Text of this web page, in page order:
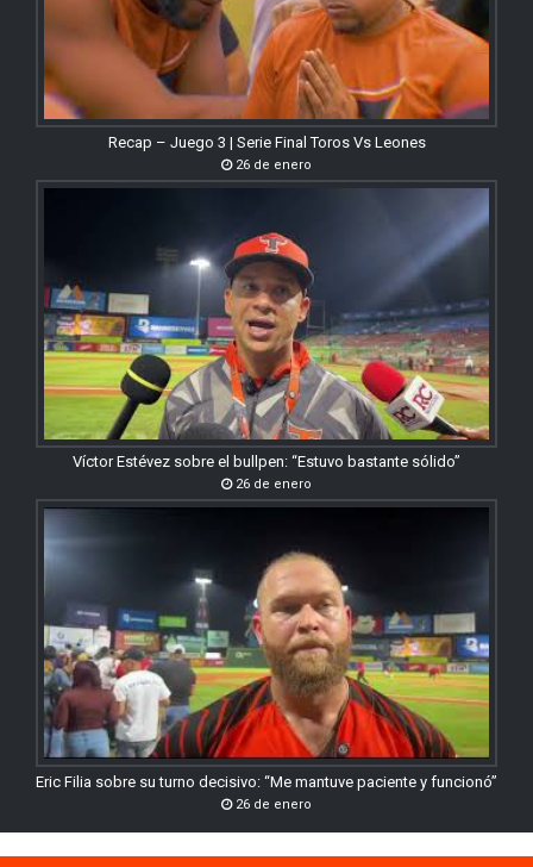
Recap – Juego 3 | Serie Final Toros Vs Leones
26 de enero
Víctor Estévez sobre el bullpen: “Estuvo bastante sólido”
26 de enero
Eric Filia sobre su turno decisivo: “Me mantuve paciente y funcionó”
26 de enero